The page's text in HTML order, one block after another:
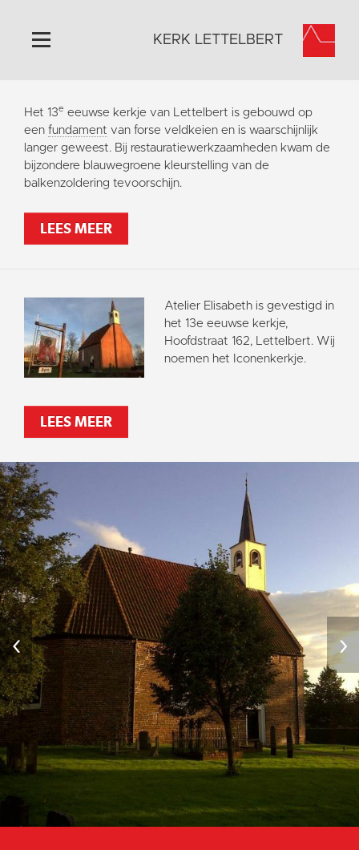
Home
Algemeen
Historie
Omgeving
Activiteiten
Steun ons
KERK LETTELBERT
Het 13e eeuwse kerkje van Lettelbert is gebouwd op
een fundament van forse veldkeien en is waarschijnlijk
langer geweest. Bij restauratiewerkzaamheden kwam de
bijzondere blauwegroene kleurstelling van de
balkenzoldering tevoorschijn.
LEES MEER
Atelier Elisabeth is gevestigd in
het 13e eeuwse kerkje,
Hoofdstraat 162, Lettelbert. Wij
noemen het Iconenkerkje.
LEES MEER
‹ ›